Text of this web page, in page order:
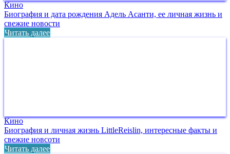
Кино
Биография и дата рождения Адель Асанти, ее личная жизнь и
свежие новости
Читать далее
Кино
Биография и личная жизнь LittleReislin, интересные факты и
свежие новсоти
Читать далее